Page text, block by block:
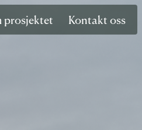
prosjektet Kontakt oss